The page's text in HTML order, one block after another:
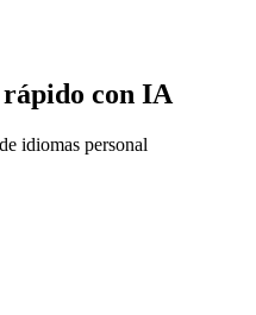
con IA
idiomas personal